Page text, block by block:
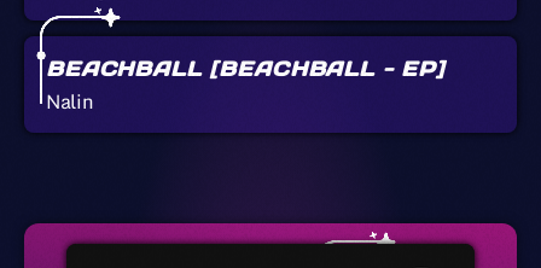
BEACHBALL [BEACHBALL - EP]
Nalin